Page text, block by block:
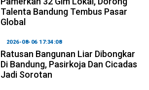
Talenta Bandung Tembus Pasar
Global
2026-08-06 17:34:08
Ratusan Bangunan Liar Dibongkar
Di Bandung, Pasirkoja Dan Cicadas
Jadi Sorotan